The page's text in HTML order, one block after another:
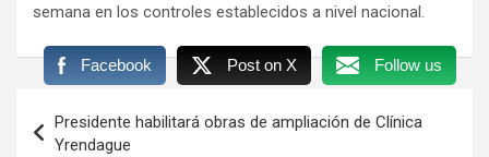
semana en los controles establecidos a nivel nacional.
Facebook Post on X Follow us
de
Presidente habilitará obras de ampliación de Clínica
Yrendague